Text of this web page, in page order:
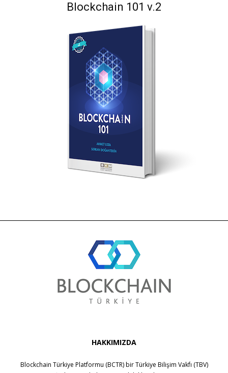
Blockchain 101 v.2
HAKKIMIZDA
Blockchain Türkiye Platformu (BCTR) birTürkiye Bilişim Vakfı (TBV)